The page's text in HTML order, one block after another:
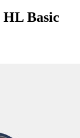
Basic